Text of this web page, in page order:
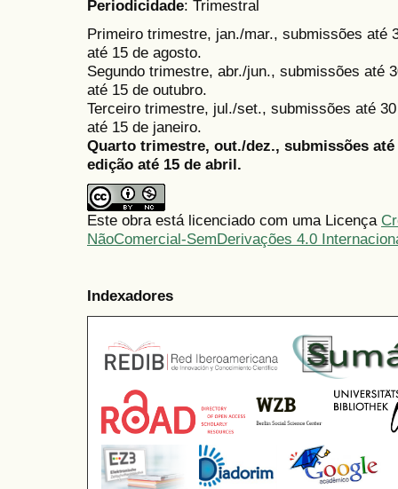
Periodicidade: Trimestral
Primeiro trimestre, jan./mar., submissões até
até 15 de agosto.
Segundo trimestre, abr./jun., submissões até
até 15 de outubro.
Terceiro trimestre, jul./set., submissões até
até 15 de janeiro.
Quarto trimestre, out./dez., submissões
edição até 15 de abril.
Este obra está licenciado com uma Licença
NãoComercial-SemDerivações 4.0
Indexadores